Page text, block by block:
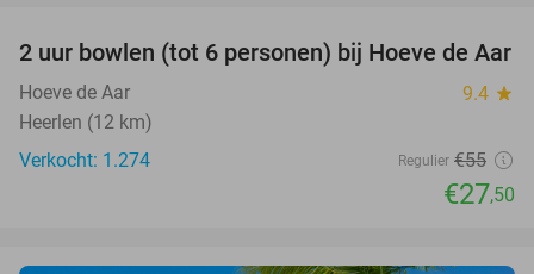
50%
2 uur bowlen (tot 6 personen) bij Hoeve de Aar
Hoeve de Aar 9.4 star
Heerlen (12 km)
Verkocht: 1.274
Regulier €55
€27,50